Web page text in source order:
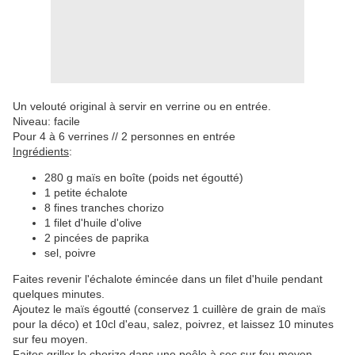
Un velouté original à servir en verrine ou en entrée.
Niveau: facile
Pour 4 à 6 verrines // 2 personnes en entrée
Ingrédients:
280 g maïs en boîte (poids net égoutté)
1 petite échalote
8 fines tranches chorizo
1 filet d'huile d'olive
2 pincées de paprika
sel poivre
Faites revenir l'échalote émincée dans un filet d'huile pendant
quelques minutes.
Ajoutez le maïs égoutté (conservez 1 cuillère de grain de maïs
pour la déco) et 10cl d'eau, salez, poivrez, et laissez 10 minutes
sur feu moyen.